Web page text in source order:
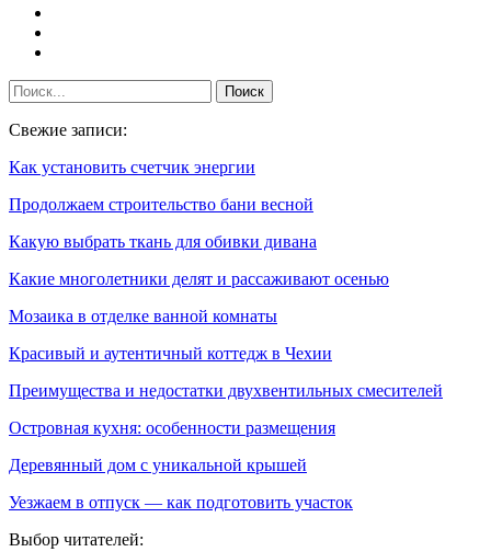
Свежие записи:
Как установить счетчик энергии
Продолжаем строительство бани весной
Какую выбрать ткань для обивки дивана
Какие многолетники делят и рассаживают осенью
Мозаика в отделке ванной комнаты
Красивый и аутентичный коттедж в Чехии
Преимущества и недостатки двухвентильных смесителей
Островная кухня: особенности размещения
Деревянный дом с уникальной крышей
Уезжаем в отпуск — как подготовить участок
Выбор читателей: